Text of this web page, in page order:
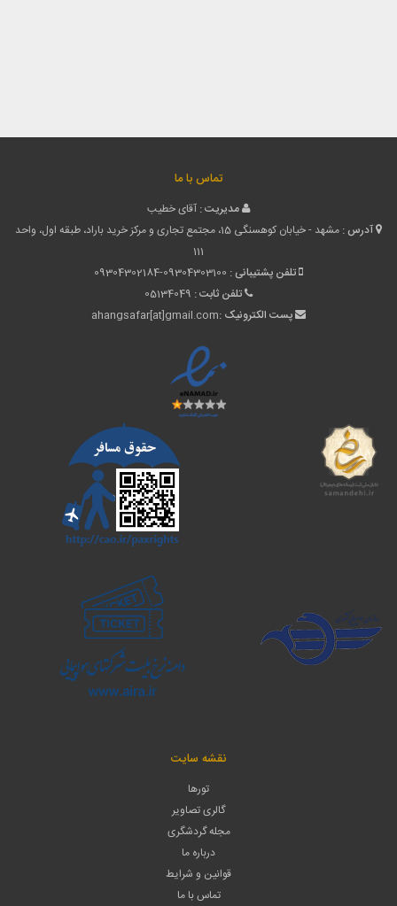
تماس با ما
مدیریت : آقای خطیب
آدرس :
مشهد - خیابان کوهسنگی 15، مجتمع تجاری و مرکز خرید باراد، طبقه اول، واحد
111
تلفن پشتیبانی : 09304302184-09304303100
تلفن ثابت : 05134049
پست الکترونیک :ahangsafar[at]gmail.com
نقشه سایت
تورها
گالری تصاویر
مجله گردشگری
درباره ما
قوانین و شرایط
تماس با ما